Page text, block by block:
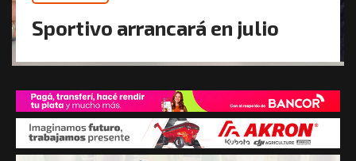
Sportivo arrancará en julio